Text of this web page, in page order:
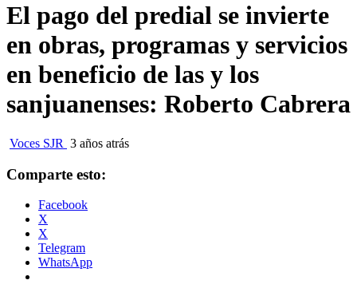
El pago del predial se invierte
en obras, programas y servicios
en beneficio de las y los
sanjuanenses: Roberto Cabrera
Voces SJR 3 años atrás
Comparte esto:
Facebook
X
X
Telegram
WhatsApp